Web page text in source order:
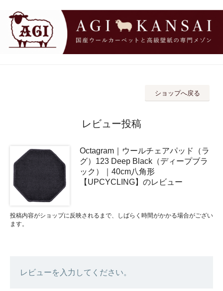
ショップへ戻る
レビュー投稿
Octagram｜ウールチェアパッド（ラ
グ）123 Deep Black（ディープブラ
ック）｜40cm八角形
【UPCYCLING】のレビュー
投稿内容がショップに反映されるまで、しばらく時間がかかる場合がござい
ます。
レビューを入力してください。